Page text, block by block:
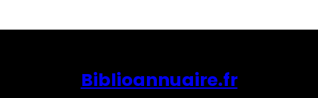
Biblioannuaire.fr